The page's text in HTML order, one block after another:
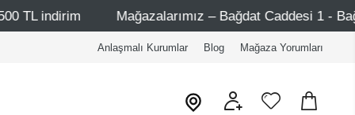
– Bağdat Caddesi 1 - Bağdat Caddesi 2 -
Anlaşmalı Kurumlar Blog Mağaza Yorumları